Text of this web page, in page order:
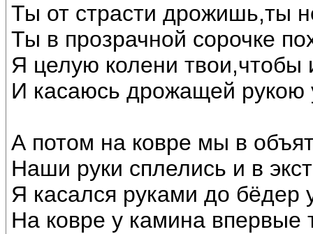
Ты от страсти дрожишь,ты
Ты в прозрачной сорочке
Я целую колени твои,чтобы
И касаюсь дрожащей рукою
А потом на ковре мы в
Наши руки сплелись и в
Я касался руками до бёдер
На ковре у камина впервые